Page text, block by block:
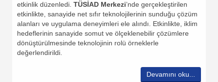
etkinlik düzenledi. TÜSİAD Merkezi’nde gerçekleştirilen
etkinlikte, sanayide net sıfır teknolojilerinin sunduğu çözüm
alanları ve uygulama deneyimleri ele alındı. Etkinlikte, iklim
hedeflerinin sanayide somut ve ölçeklenebilir çözümlere
dönüştürülmesinde teknolojinin rolü örneklerle
değerlendirildi.
Devamını oku...